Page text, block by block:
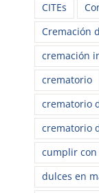
CITEs
Cremación
cremación
crematorio
crematorio
crematorio
cumplir con
dulces en